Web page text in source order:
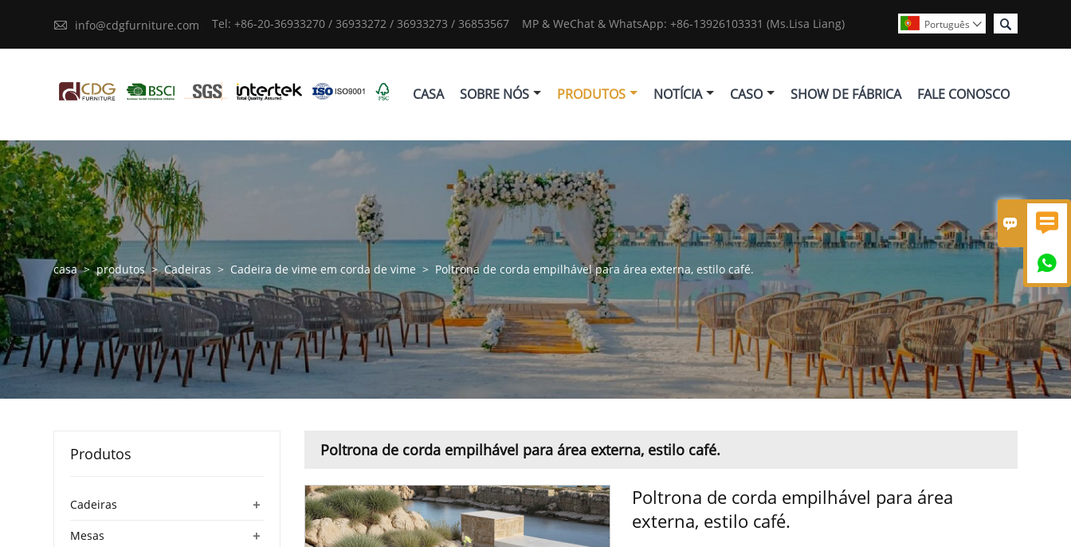
 

 info@cdgfurniture.com Tel: +86-20-36933270 / 36933272 / 36933273 / 36853567 MP & WeChat & WhatsApp: +86-13926103331 (Ms.Lisa Liang) 
Português 
CASA SOBRE NÓS PRODUTOS NOTÍCIA CASO SHOW DE FÁBRICA FALE CONOSCO
casa > produtos > Cadeiras > Cadeira de vime em corda de vime > Poltrona de corda empilhável para área externa, estilo café.
Poltrona de corda empilhável para área externa, estilo café.
Poltrona de corda empilhável para área
externa, estilo café.
Produtos
+
Cadeiras
+
Mesas